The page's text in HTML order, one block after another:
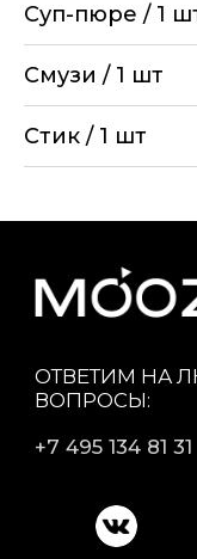
Суп-пюре / 1
Смузи / 1 шт
Стик / 1 шт
Публичная оферта